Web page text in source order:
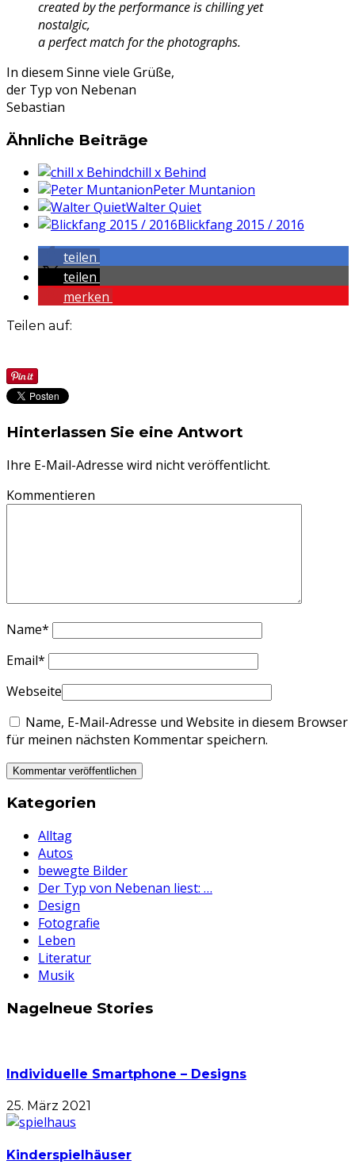
created by the performance is chilling yet
nostalgic,
a perfect match for the photographs.
In diesem Sinne viele Grüße,
der Typ von Nebenan
Sebastian
Ähnliche Beiträge
chill x Behind
Peter Muntanion
Walter Quiet
Blickfang 2015 / 2016
teilen
teilen
merken
Teilen auf:
Hinterlassen Sie eine Antwort
Ihre E-Mail-Adresse wird nicht veröffentlicht.
Kommentieren
Name*
Email*
Webseite
Name, E-Mail-Adresse und Website in diesem Browser
für meinen nächsten Kommentar speichern.
Kategorien
Alltag
Autos
bewegte Bilder
Der Typ von Nebenan liest: …
Design
Fotografie
Leben
Literatur
Musik
Nagelneue Stories
Individuelle Smartphone – Designs
25. März 2021
Kinderspielhäuser